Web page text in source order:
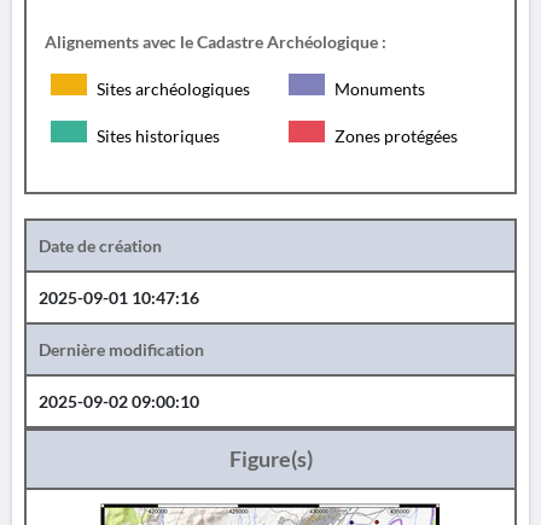
Alignements avec le Cadastre Archéologique :
Sites archéologiques Monuments
Sites historiques Zones protégées
Date de création
2025-09-01 10:47:16
Dernière modification
2025-09-02 09:00:10
Figure(s)